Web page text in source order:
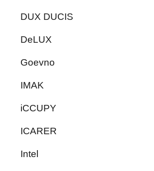
DUX DUCIS
DeLUX
Goevno
IMAK
iCCUPY
ICARER
Intel